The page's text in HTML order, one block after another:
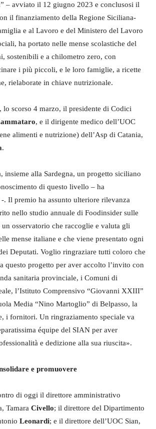
– avviato il 12 giugno 2023 e conclusosi il
il finanziamento della Regione Siciliana-
e al Lavoro e del Ministero del Lavoro
ha portato nelle mense scolastiche del
sostenibili e a chilometro zero, con
i più piccoli, e le loro famiglie, a ricette
rielaborate in chiave nutrizionale.
scorso 4 marzo, il presidente di Codici
, e il dirigente medico dell’UOC
alimenti e nutrizione) dell’Asp di Catania,
.
insieme alla Sardegna, un progetto siciliano
di questo livello – ha
-. Il premio ha assunto ulteriore rilevanza
nello studio annuale di Foodinsider sulle
un osservatorio che raccoglie e valuta gli
mense italiane e che viene presentato ogni
Deputati. Voglio ringraziare tutti coloro che
questo progetto per aver accolto l’invito con
sanitaria provinciale, i Comuni di
l’Istituto Comprensivo “Giovanni XXIII”
Media “Nino Martoglio” di Belpasso, la
i fornitori. Un ringraziamento speciale va
équipe del SIAN per aver
e dedizione alla sua riuscita».
e promuovere
di oggi il direttore amministrativo
Tamara Civello; il direttore del Dipartimento
Leonardi; e il direttore dell’UOC Sian,